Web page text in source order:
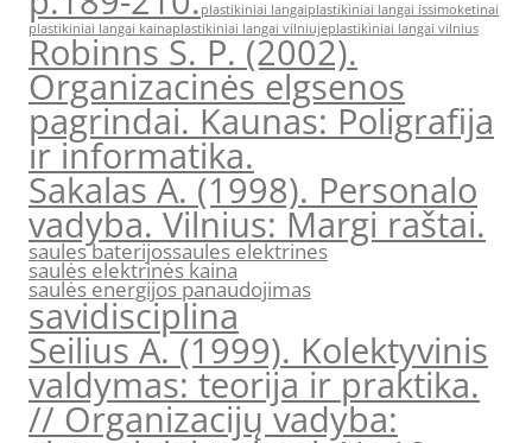
plastikiniai langaiplastikiniai langai issimoketinai
plastikiniai langai kainaplastikiniai langai vilniujeplastikiniai langai vilnius
Robinns S. P. (2002).
Organizacinės elgsenos
pagrindai. Kaunas: Poligrafija
ir informatika.
Sakalas A. (1998). Personalo
vadyba. Vilnius: Margi raštai.
saules baterijossaules elektrines
saulės elektrinės kaina
saulės energijos panaudojimas
savidisciplina
Seilius A. (1999). Kolektyvinis
valdymas: teorija ir praktika.
// Organizacijų vadyba: